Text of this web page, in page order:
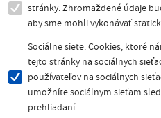
stránky. Zhromaždené údaje
aby sme mohli vykonávať
Sociálne siete: Cookies, ktoré
tejto stránky na sociálnych
používateľov na sociálnych
umožníte sociálnym sieťam
prehliadaní.